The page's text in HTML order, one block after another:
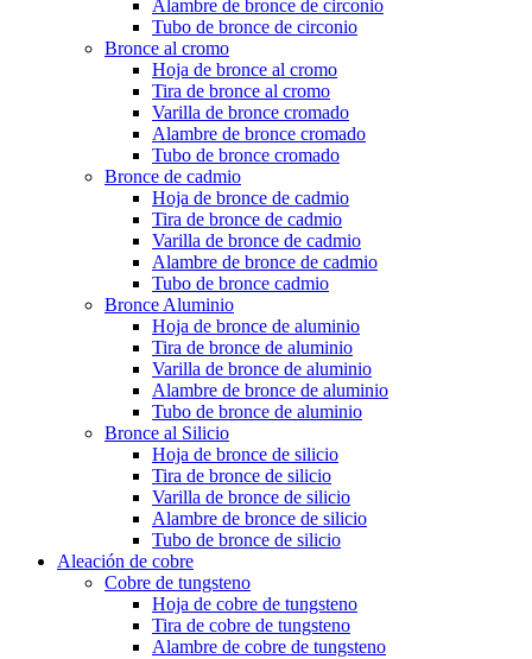
Alambre de bronce de circonio
Tubo de bronce de circonio
Bronce al cromo
Hoja de bronce al cromo
Tira de bronce al cromo
Varilla de bronce cromado
Alambre de bronce cromado
Tubo de bronce cromado
Bronce de cadmio
Hoja de bronce de cadmio
Tira de bronce de cadmio
Varilla de bronce de cadmio
Alambre de bronce de cadmio
Tubo de bronce cadmio
Bronce Aluminio
Hoja de bronce de aluminio
Tira de bronce de aluminio
Varilla de bronce de aluminio
Alambre de bronce de aluminio
Tubo de bronce de aluminio
Bronce al Silicio
Hoja de bronce de silicio
Tira de bronce de silicio
Varilla de bronce de silicio
Alambre de bronce de silicio
Tubo de bronce de silicio
Aleación de cobre
Cobre de tungsteno
Hoja de cobre de tungsteno
Tira de cobre de tungsteno
Alambre de cobre de tungsteno